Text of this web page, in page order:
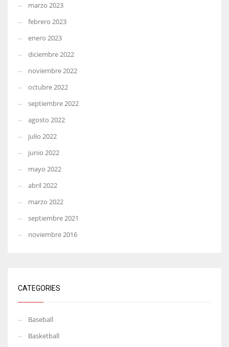
marzo 2023
febrero 2023
enero 2023
diciembre 2022
noviembre 2022
octubre 2022
septiembre 2022
agosto 2022
julio 2022
junio 2022
mayo 2022
abril 2022
marzo 2022
septiembre 2021
noviembre 2016
CATEGORIES
Baseball
Basketball